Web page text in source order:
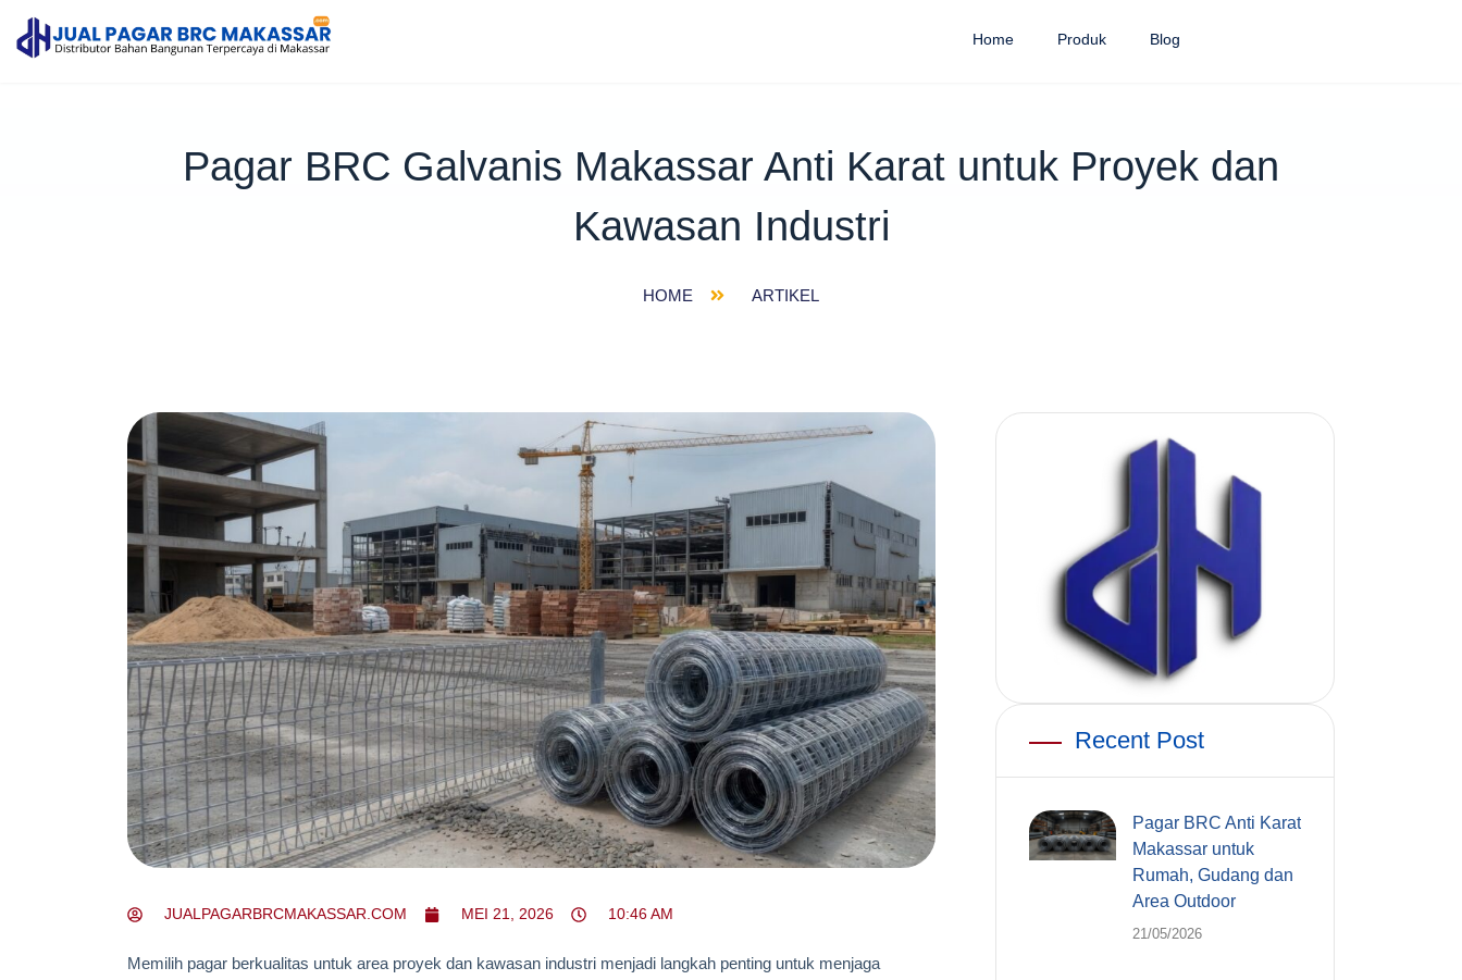
Home Produk Blog
Pagar BRC Galvanis Makassar Anti Karat untuk Proyek dan
Kawasan Industri
HOME ARTIKEL
JUALPAGARBRCMAKASSAR.COM MEI 21, 2026 10:46 AM
Memilih pagar berkualitas untuk area proyek dan kawasan industri menjadi langkah penting untuk menjaga
Recent Post
Pagar BRC Anti Karat
Makassar untuk
Rumah, Gudang dan
Area Outdoor
21/05/2026